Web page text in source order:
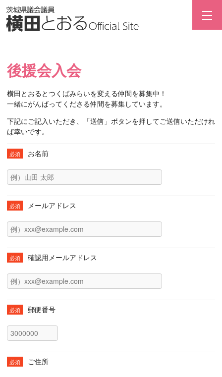
後援会入会
横田とおるとつくばみらいを変える仲間を募集中！
一緒にがんばってくださる仲間を募集しています。
下記にご記入いただき、「送信」ボタンを押してご送信いただけれ
ば幸いです。
必須 お名前
必須 メールアドレス
必須 確認用メールアドレス
必須 郵便番号
必須 ご住所